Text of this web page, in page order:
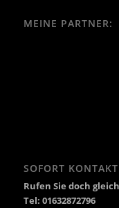
MEINE PARTNER:
SOFORT
Rufen Sie doch
Tel: 01632872796